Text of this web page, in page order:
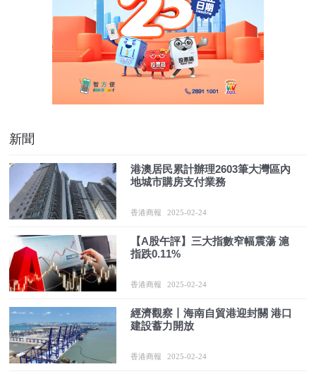
新聞
港澳居民累計辦理2603筆大灣區內
地城市購房支付業務
香港商報 2025-02-24
【A股午評】三大指數窄幅震蕩 滬
指跌0.11%
香港商報 2025-02-24
經濟觀察丨海南自貿港迎封關 港口
建設蓄力開放
香港商報 2025-02-24